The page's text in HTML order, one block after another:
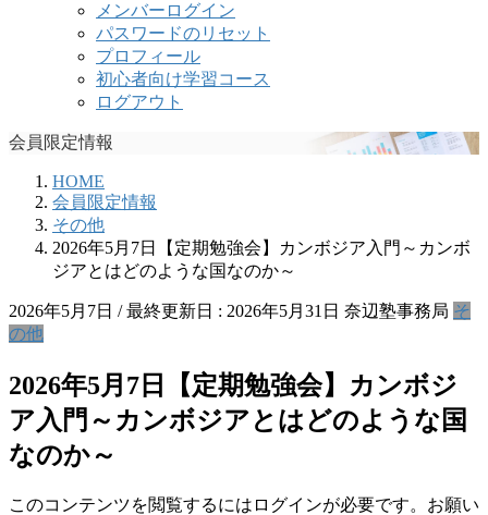
メンバーログイン
パスワードのリセット
プロフィール
初心者向け学習コース
ログアウト
会員限定情報
HOME
会員限定情報
その他
2026年5月7日【定期勉強会】カンボジア入門～カンボ
ジアとはどのような国なのか～
2026年5月7日 / 最終更新日 : 2026年5月31日 奈辺塾事務局 そ
の他
2026年5月7日【定期勉強会】カンボジ
ア入門～カンボジアとはどのような国
なのか～
このコンテンツを閲覧するにはログインが必要です。お願い